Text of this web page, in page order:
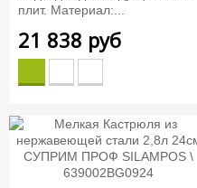
плит. Материал:...
21 838 руб